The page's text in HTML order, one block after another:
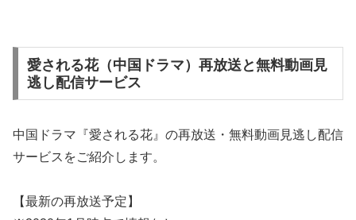
愛される花（中国ドラマ）再放送と無料動画見
逃し配信サービス
中国ドラマ『愛される花』の再放送・無料動画見逃し配信
サービスをご紹介します。
【最新の再放送予定】